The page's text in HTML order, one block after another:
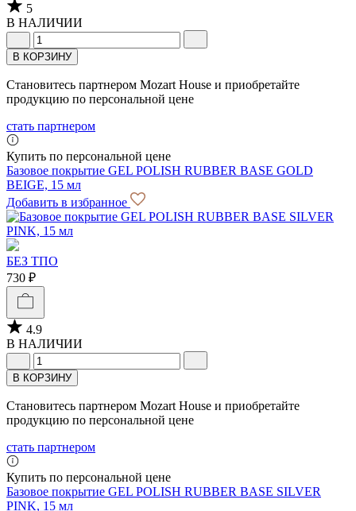
5
В НАЛИЧИИ
В КОРЗИНУ
Становитесь партнером Mozart House и приобретайте
продукцию по персональной цене
стать партнером
Купить по персональной цене
Базовое покрытие GEL POLISH RUBBER BASE GOLD
BEIGE, 15 мл
Добавить в избранное
БЕЗ ТПО
730 ₽
4.9
В НАЛИЧИИ
В КОРЗИНУ
Становитесь партнером Mozart House и приобретайте
продукцию по персональной цене
стать партнером
Купить по персональной цене
Базовое покрытие GEL POLISH RUBBER BASE SILVER
PINK, 15 мл